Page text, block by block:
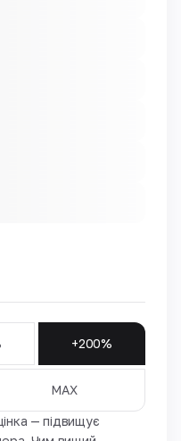
+200%
MAX
— підвищує